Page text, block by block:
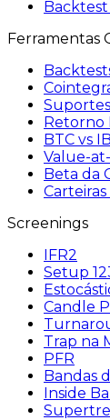
Backtest
Ferramentas
Retorno
BTC vs
Value-
Beta da
Screenings
IFR2
Setup
Candle
Trap na
PFR
Bandas
Inside